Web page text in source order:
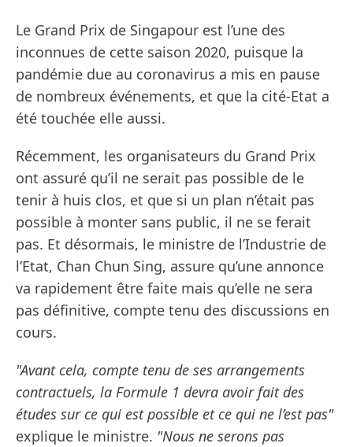
Le Grand Prix de Singapour est l’une des
inconnues de cette saison 2020, puisque la
pandémie due au coronavirus a mis en pause
de nombreux événements, et que la cité-Etat a
été touchée elle aussi.
Récemment, les organisateurs du Grand Prix
ont assuré qu’il ne serait pas possible de le
tenir à huis clos, et que si un plan n’était pas
possible à monter sans public, il ne se ferait
pas. Et désormais, le ministre de l’Industrie de
l’Etat, Chan Chun Sing, assure qu’une annonce
va rapidement être faite mais qu’elle ne sera
pas définitive, compte tenu des discussions en
cours.
"Avant cela, compte tenu de ses arrangements
contractuels, la Formule 1 devra avoir fait des
études sur ce qui est possible et ce qui ne l’est pas"
explique le ministre. "Nous ne serons pas